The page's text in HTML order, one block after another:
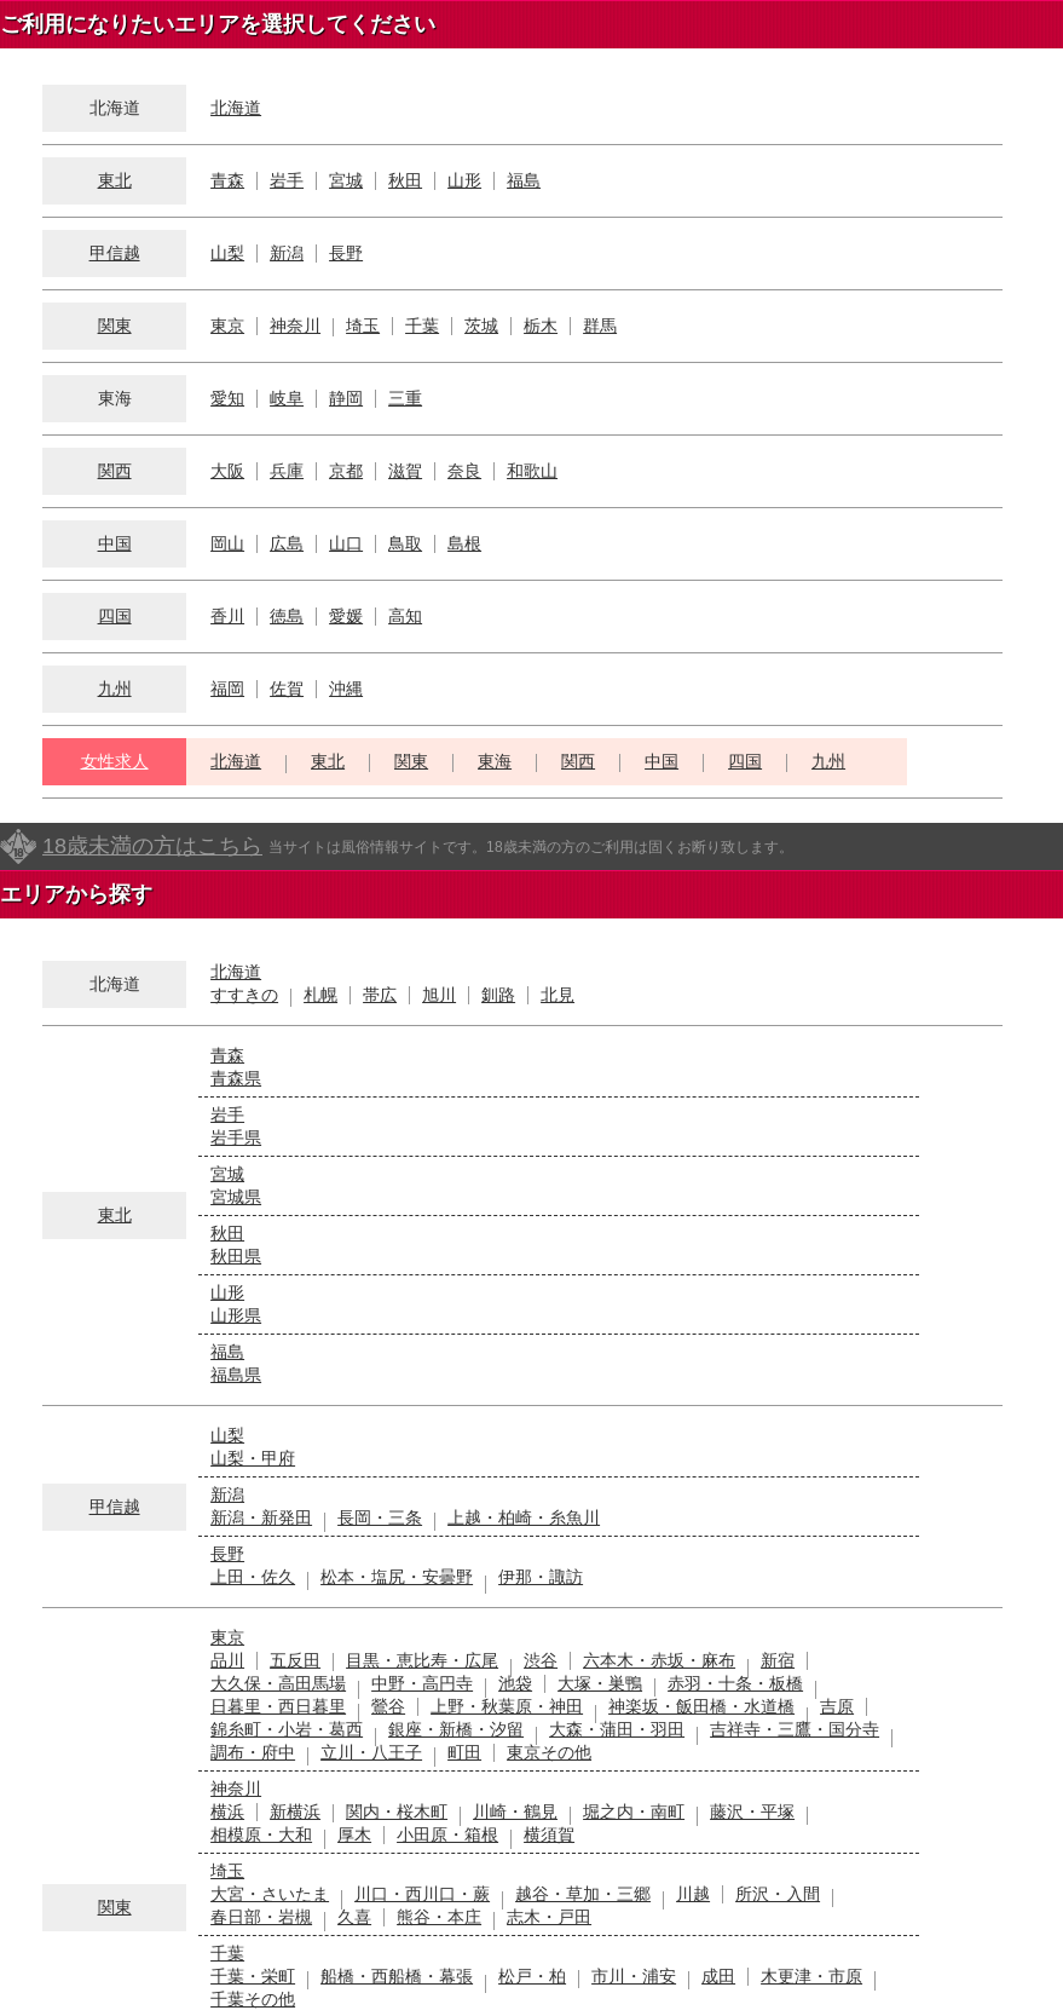
ご利用になりたいエリアを選択してください
北海道 北海道
東北 青森 岩手 宮城 秋田 山形 福島
甲信越 山梨 新潟 長野
関東 東京 神奈川 埼玉 千葉 茨城 栃木 群馬
東海 愛知 岐阜 静岡 三重
関西 大阪 兵庫 京都 滋賀 奈良 和歌山
中国 岡山 広島 山口 鳥取 島根
四国 香川 徳島 愛媛 高知
九州 福岡 佐賀 沖縄
女性求人 北海道 東北 関東 東海 関西 中国 四国 九州
18歳未満の方はこちら 当サイトは風俗情報サイトです。18歳未満の方のご利用は固くお断り致します。
エリアから探す
北海道
北海道
すすきの
札幌 帯広 旭川 釧路 北見
東北
青森
青森県
岩手
岩手県
宮城
宮城県
秋田
秋田県
山形
山形県
福島
福島県
甲信越
山梨
山梨・甲府
新潟
新潟・新発田
長岡・三条
上越・柏崎・糸魚川
長野
上田・佐久
松本・塩尻・安曇野 伊那・諏訪
関東
東京
品川
五反田 目黒・恵比寿・広尾 渋谷 六本木・赤坂・麻布
新宿
大久保・高田馬場
中野・高円寺 池袋 大塚・巣鴨
赤羽・十条・板橋
日暮里・西日暮里
鶯谷 上野・秋葉原・神田 神楽坂・飯田橋・水道橋
吉原
錦糸町・小岩・葛西
銀座・新橋・汐留 大森・蒲田・羽田
吉祥寺・三鷹・国分寺
調布・府中
立川・八王子 町田
東京その他
神奈川
横浜
新横浜 関内・桜木町 川崎・鶴見 堀之内・南町
藤沢・平塚
相模原・大和
厚木 小田原・箱根
横須賀
埼玉
大宮・さいたま
川口・西川口・蕨 越谷・草加・三郷 川越
所沢・入間
春日部・岩槻
久喜 熊谷・本庄
志木・戸田
千葉
千葉・栄町
船橋・西船橋・幕張 松戸・柏 市川・浦安 成田
木更津・市原
千葉その他